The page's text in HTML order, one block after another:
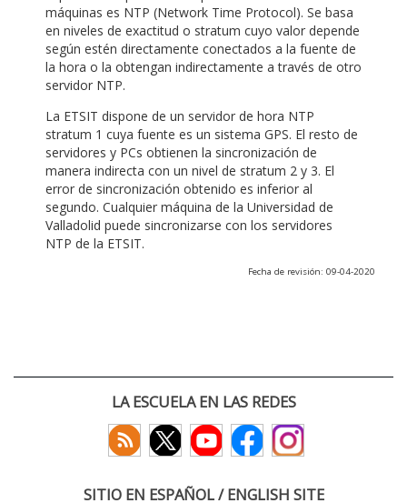
máquinas es NTP (Network Time Protocol). Se basa
en niveles de exactitud o stratum cuyo valor depende
según estén directamente conectados a la fuente de
la hora o la obtengan indirectamente a través de otro
servidor NTP.
La ETSIT dispone de un servidor de hora NTP
stratum 1 cuya fuente es un sistema GPS. El resto de
servidores y PCs obtienen la sincronización de
manera indirecta con un nivel de stratum 2 y 3. El
error de sincronización obtenido es inferior al
segundo. Cualquier máquina de la Universidad de
Valladolid puede sincronizarse con los servidores
NTP de la ETSIT.
Fecha de revisión: 09-04-2020
LA ESCUELA EN LAS REDES
SITIO EN ESPAÑOL / ENGLISH SITE